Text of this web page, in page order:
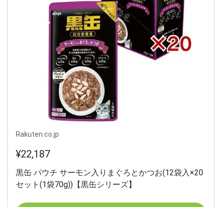
Rakuten.co.jp
¥22,187
黒缶 パウチ サーモン入りまぐろとかつお(12袋入×20
セット(1袋70g))【黒缶シリーズ】